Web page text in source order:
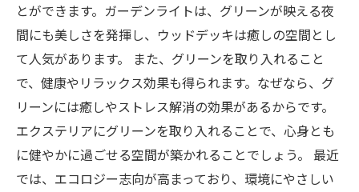
とができます。ガーデンライトは、グリーンが映える夜
間にも美しさを発揮し、ウッドデッキは癒しの空間とし
て人気があります。 また、グリーンを取り入れること
で、健康やリラックス効果も得られます。なぜなら、グ
リーンには癒しやストレス解消の効果があるからです。
エクステリアにグリーンを取り入れることで、心身とも
に健やかに過ごせる空間が築かれることでしょう。 最近
では、エコロジー志向が高まっており、環境にやさしい